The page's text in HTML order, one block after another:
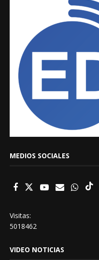
MEDIOS SOCIALES
Visitas:
5018462
VIDEO NOTICIAS